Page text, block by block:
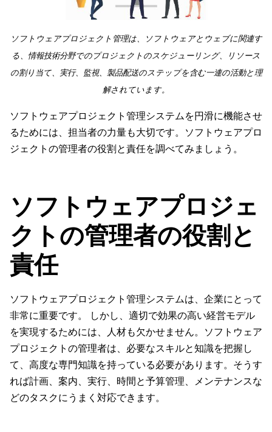
ソフトウェアプロジェクト管理は、ソフトウェアとウェブに関連す
る、情報技術分野でのプロジェクトのスケジューリング、リソース
の割り当て、実行、監視、製品配送のステップを含む一連の活動と理
解されています。
ソフトウェアプロジェクト管理システムを円滑に機能させ
るためには、担当者の力量も大切です。ソフトウェアプロ
ジェクトの管理者の役​​割と責任を調べてみましょう。
ソフトウェアプロジェ
クトの管理者の役​​割と
責任
ソフトウェアプロジェクト管理システムは、企業にとって
非常に重要です。 しかし、適切で効果の高い経営モデル
を実現するためには、人材も欠かせません。ソフトウェア
プロジェクトの管理者は、必要なスキルと知識を把握し
て、高度な専門知識を持っている必要があります。そうす
れば計画、案内、実行、時間と予算管理、メンテナンスな
どのタスクにうまく対応できます。